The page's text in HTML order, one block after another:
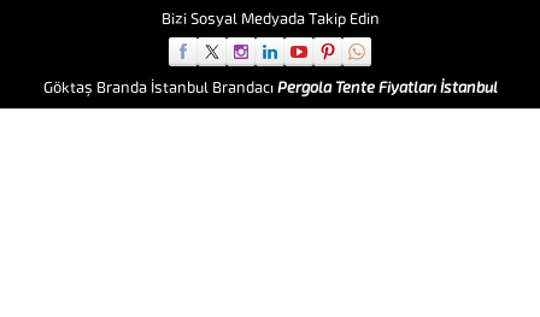
Bizi Sosyal Medyada Takip Edin
Göktaş Branda İstanbul Brandacı Pergola Tente Fiyatları İstanbul